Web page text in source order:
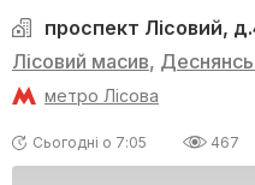
проспект Лісовий,
Лісовий масив,
метро Лісова
Сьогодні о 7:05 467